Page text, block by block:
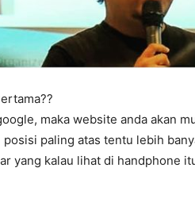
maka website anda akan
posisi paling atas tentu lebih
yang kalau lihat di handphone